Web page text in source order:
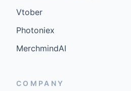
Vtober
Photoniex
MerchmindAI
COMPANY